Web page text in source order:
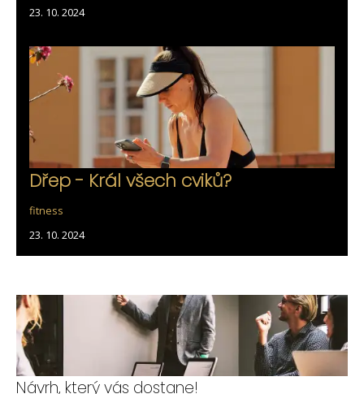
23. 10. 2024
Dřep - Král všech cviků?
fitness
23. 10. 2024
Návrh, který vás dostane!